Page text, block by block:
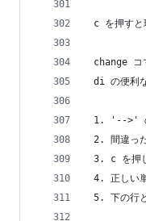
c を押すと
change コ
di の便利な
1. '-->' の
2. 間違っ
3. c を押
4. 正しい単
5. 下の行と